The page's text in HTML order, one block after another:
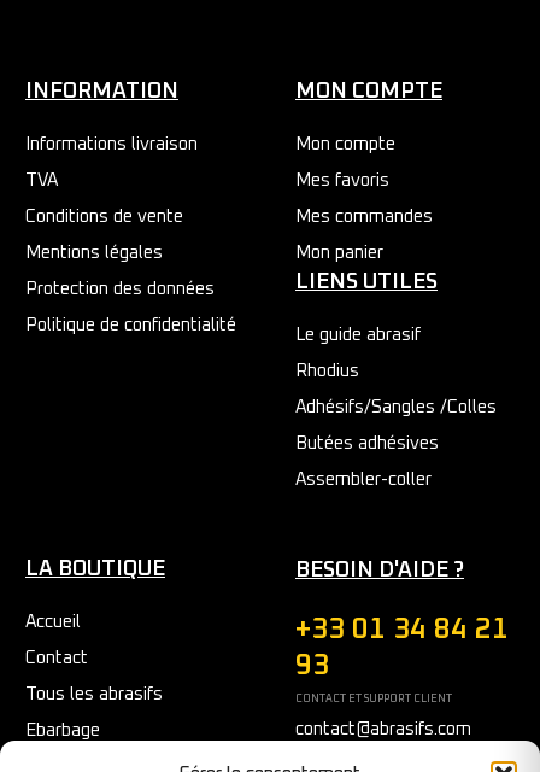
INFORMATION
Informations livraison
TVA
Conditions de vente
Mentions légales
Protection des données
Politique de confidentialité
MON COMPTE
Mon compte
Mes favoris
Mes commandes
Mon panier
LIENS UTILES
Le guide abrasif
Rhodius
Adhésifs/Sangles /Colles
Butées adhésives
Assembler-coller
LA BOUTIQUE
Accueil
Contact
Tous les abrasifs
Ebarbage
BESOIN D'AIDE ?
+33 01 34 84 21
93
CONTACT ET SUPPORT CLIENT
contact@abrasifs.com